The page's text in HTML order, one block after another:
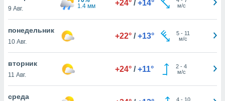
действия
рекламу
9 Авг.
1.4 мм
+24° / +14°
м/с
понедельник
10 Авг.
+22° / +13° 5- 11
м/с
вторник
11 Авг.
+24° / +11° 2 -4
м/с
среда 4- 10